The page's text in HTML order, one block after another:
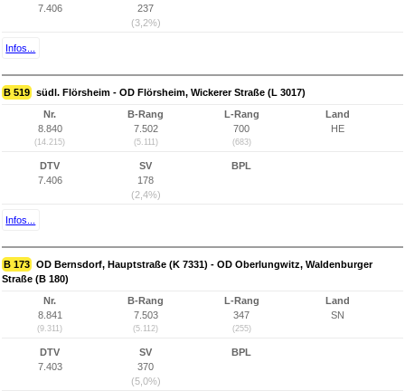
7.406
237
(3,2%)
Infos...
B 519 südl. Flörsheim - OD Flörsheim, Wickerer Straße (L 3017)
Nr.
8.840
(14.215)
B-Rang
7.502
(5.111)
L-Rang
700
(683)
Land
HE
DTV
7.406
SV
178
(2,4%)
BPL
Infos...
B 173 OD Bernsdorf, Hauptstraße (K 7331) - OD Oberlungwitz, Waldenburger
Straße (B 180)
Nr.
8.841
(9.311)
B-Rang
7.503
(5.112)
L-Rang
347
(255)
Land
SN
DTV
7.403
SV
370
(5,0%)
BPL